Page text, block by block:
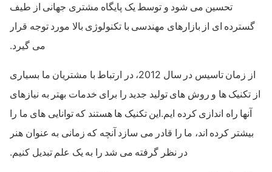
تحسین می شود و توسط یک پایگاه مشتری جهانی از طیف
ای از بازارهای مهندسی با تکنولوژی بالا مورد توجه قرار
می گیرد.
از زمان تاسیس در سال 2012، در ارتباط با مشتریان ما بسیاری
تکنیک ها و روش های تولید جدید را برای خدمات بهتر به نیازهای
آنها راه اندازی کرده ایم.این تکنیک ها هستند که توانایی های ما را
کرده اند، ما را قادر می سازد آنچه که زمانی به عنوان هنر
در نظر گرفته می شد را به یک علم تبدیل کنیم.